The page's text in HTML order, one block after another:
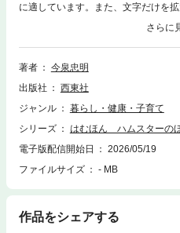
に適しています。また、文字だけを
ト、検索、辞書の参照、引用など
――――――――――――――――――尊い
っこりマンガで学ぶはむゴコ
――――――――――― ＼シリーズ累計
5弾！ ●イラストレーター・ふじもと
生が強力タッグ●マンガ×解説のW構
いい本でハム飼いさんへのプレゼン
にかくかわいいいきもの図鑑』シリ
本一くわしくて日本一かわいい、ハ
に知っておきたいあれこれをぎゅっ
著者
今泉忠明
出版社
西東社
ジャンル
暮らし・健康・子育て
シリーズ
はむほん ハムスターの
電子版配信開始日
2026/05/19
ファイルサイズ
- MB
作品をシェアする